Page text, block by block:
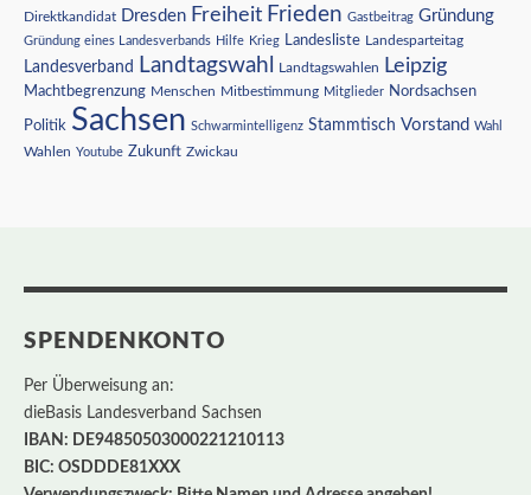
Direktkandidat Dresden Freiheit Frieden Gastbeitrag Gründung
Gründung eines Landesverbands Hilfe Krieg Landesliste Landesparteitag
Landesverband Landtagswahl Landtagswahlen Leipzig
Machtbegrenzung Menschen Mitbestimmung Mitglieder Nordsachsen
Politik Sachsen Schwarmintelligenz Stammtisch Vorstand Wahl
Wahlen Youtube Zukunft Zwickau
SPENDENKONTO
Per Überweisung an:
dieBasis Landesverband Sachsen
IBAN: DE94850503000221210113
BIC: OSDDDE81XXX